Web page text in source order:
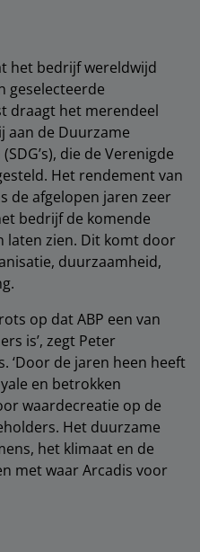
het bedrijf wereldwijd
geselecteerde
draagt het merendeel
aan de Duurzame
die de Verenigde
Het rendement van
de afgelopen jaren zeer
bedrijf de komende
laten zien. Dit komt door
duurzaamheid,
op dat ABP een van
is’, zegt Peter
‘Door de jaren heen heeft
en betrokken
waardecreatie op de
Het duurzame
het klimaat en de
met waar Arcadis voor